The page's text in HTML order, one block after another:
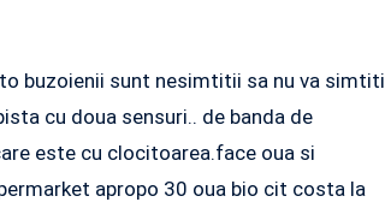
buzoienii sunt nesimtitii sa nu va simtiti
cu doua sensuri.. de banda de
este cu clocitoarea.face oua si
apropo 30 oua bio cit costa la